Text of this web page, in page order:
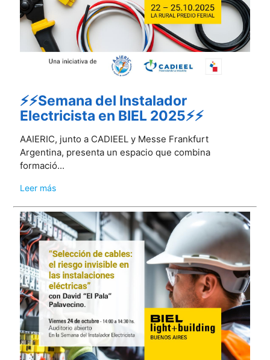
⚡⚡Semana del Instalador
Electricista en BIEL 2025⚡⚡
AAIERIC, junto a CADIEEL y Messe Frankfurt
Argentina, presenta un espacio que combina
formació...
Leer más